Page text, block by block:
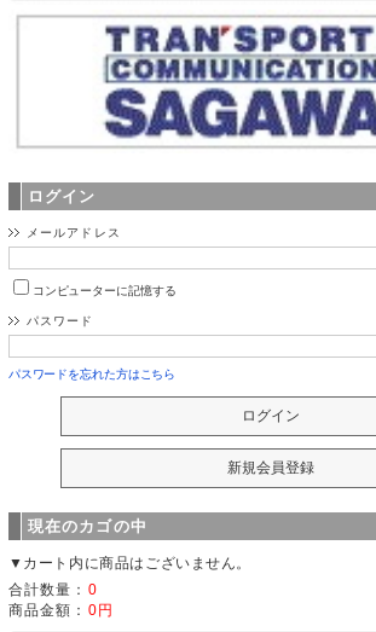
ログイン
メールアドレス
コンピューターに記憶する
パスワード
パスワードを忘れた方はこちら
現在のカゴの中
▼カート内に商品はございません。
合計数量： 0
商品金額： 0円